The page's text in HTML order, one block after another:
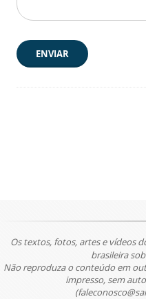
ENVIAR
Os textos, fotos, artes e vídeos
brasileira
Não reproduza o conteúdo em
impresso, sem